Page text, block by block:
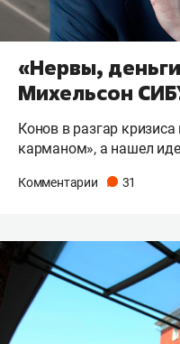
«Нервы,
Михельсон
Конов в разгар
карманом», а нашел
Комментарии 31